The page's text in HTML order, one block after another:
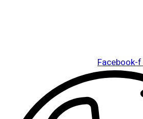
Facebook-f